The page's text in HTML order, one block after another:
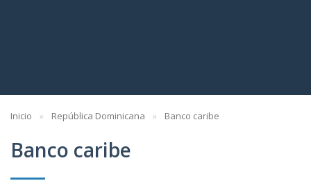
Inicio República Dominicana Banco caribe
Banco caribe